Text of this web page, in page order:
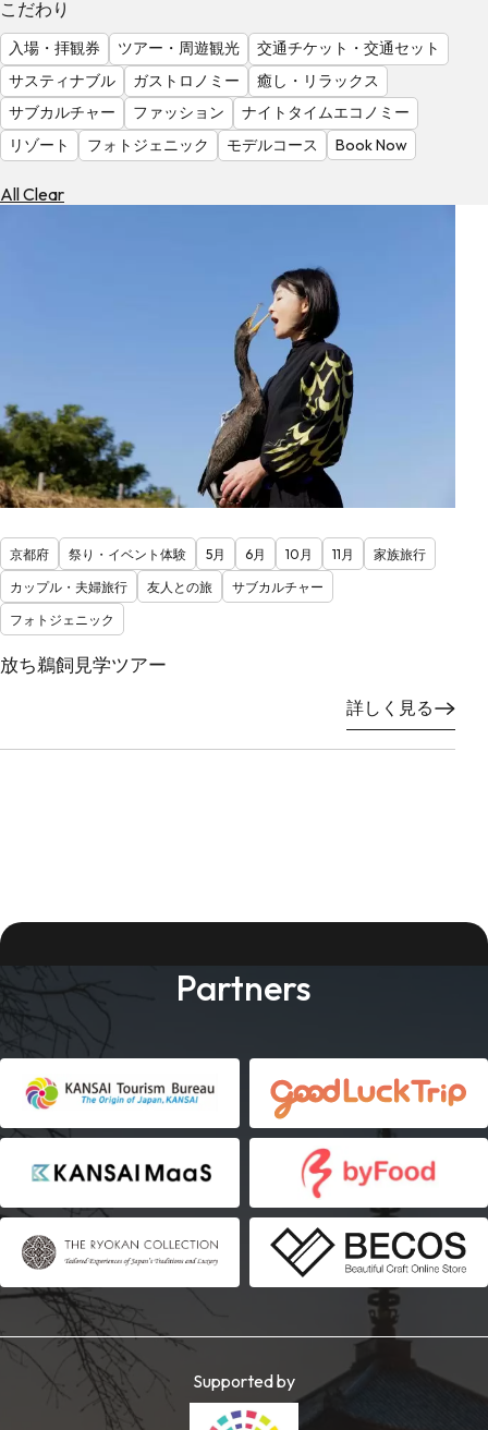
る
気
を
見
る
こだわり
入場・拝観券 ツアー・周遊観光
交通チケット・交通セット
サスティナブル
ガストロノミー
癒し・リラックス
サブカルチャー
ファッション
ナイトタイムエコノミー
リゾート
フォトジェニック モデルコース Book Now
All Clear
京都府 祭り・イベント体験 5月 6月 10月 11月
家族旅行
カップル・夫婦旅行
友人との旅
サブカルチャー
フォトジェニック
放ち鵜飼見学ツアー
詳しく見る
Partners
Supported by